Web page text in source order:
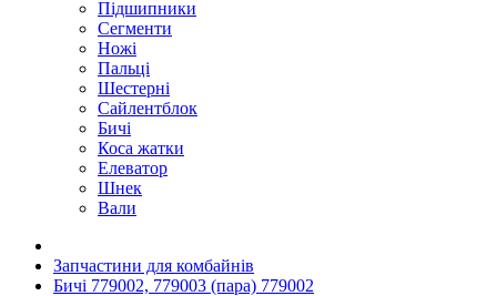
Підшипники
Сегменти
Ножі
Пальці
Шестерні
Сайлентблок
Бичі
Коса жатки
Елеватор
Шнек
Вали
Запчастини для комбайнів
Бичі 779002, 779003 (пара) 779002